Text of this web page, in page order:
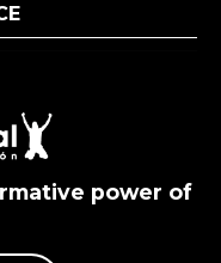
power of